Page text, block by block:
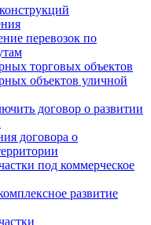
перевозок по
торговых объектов
объектов уличной
договор о развитии
договора о
под коммерческое
развитие